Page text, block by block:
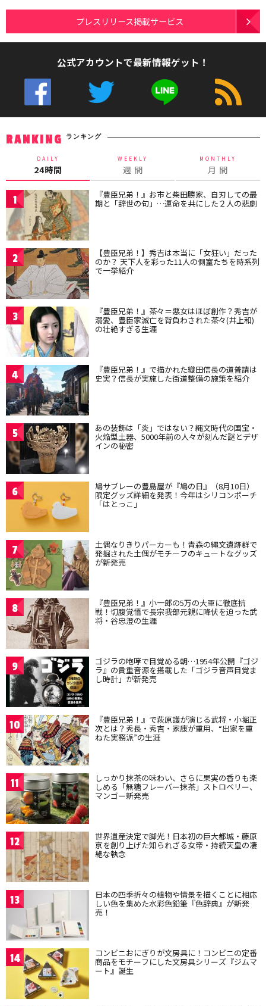
プレスリリース掲載サービス
公式アカウントで最新情報ゲット！
RANKING ランキング
DAILY
24時間
WEEKLY
週 間
MONTHLY
月 間
1 『豊臣兄弟！』お市と柴田勝家、自刃しての最
期と「辞世の句」…運命を共にした２人の悲劇
2 【豊臣兄弟！】秀吉は本当に「女狂い」だった
のか？ 天下人を彩った11人の側室たちを時系列
で一挙紹介
3 『豊臣兄弟！』茶々＝悪女はほぼ創作？秀吉が
溺愛、豊臣家滅亡を背負わされた茶々(井上和)
の壮絶すぎる生涯
4 『豊臣兄弟！』で描かれた織田信長の道普請は
史実？信長が実施した街道整備の施策を紹介
5 あの装飾は「炎」ではない？縄文時代の国宝・
火焔型土器、5000年前の人々が刻んだ謎とデザ
インの秘密
6 鳩サブレーの豊島屋が『鳩の日』（8月10日）
限定グッズ詳細を発表！今年はシリコンポーチ
「はとっこ」
7 土偶なりきりパーカーも！青森の縄文遺跡群で
発掘された土偶がモチーフのキュートなグッズ
が新発売
8 『豊臣兄弟！』小一郎の5万の大軍に徹底抗
戦！切腹覚悟で長宗我部元親に降伏を迫った武
将・谷忠澄の生涯
9 ゴジラの咆哮で目覚める朝…1954年公開『ゴジ
ラ』の貴重音源を搭載した「ゴジラ音声目覚ま
し時計」が新発売
10 『豊臣兄弟！』で萩原護が演じる武将・小堀正
次とは？秀長・秀吉・家康が重用、“出家を重
ねた実務派”の生涯
11 しっかり抹茶の味わい、さらに果実の香りも楽
しめる「無糖フレーバー抹茶」ストロベリー、
マンゴー新発売
12 世界遺産決定で脚光！日本初の巨大都城・藤原
京を創り上げた知られざる女帝・持統天皇の凄
絶な執念
13 日本の四季折々の植物や情景を描くことに相応
しい色を集めた水彩色鉛筆『色辞典』が新発
売！
14 コンビニおにぎりが文房具に！コンビニの定番
商品をモチーフにした文房具シリーズ『ジムマ
ート』誕生